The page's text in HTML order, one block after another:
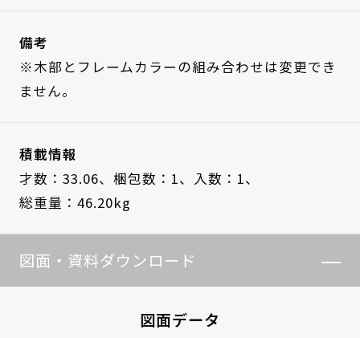
備考
※木部とフレームカラーの組み合わせは変更でき
ません。
積載情報
才数：33.06、 梱包数：1、 入数：1、
総重量：46.20kg
図面・資料ダウンロード
図面データ